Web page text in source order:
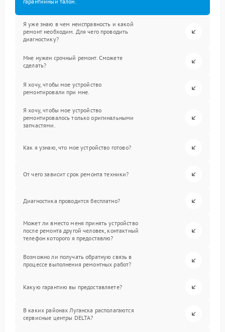
Я уже знаю в чем неисправность и какой
ремонт необходим. Для чего проводить
диагностику?
Мне нужен срочный ремонт. Сможете
сделать?
Я хочу, чтобы мое устройство
ремонтировали при мне.
Я хочу, чтобы мое устройство
ремонтировалось только оригинальными
запчастями.
Как я узнаю, что мое устройство готово?
От чего зависит срок ремонта техники?
Диагностика проводится бесплатно?
Может ли вместо меня принять устройство
после ремонта другой человек, контактный
телефон которого я предоставлю?
Возможно ли получать обратную связь в
процессе выполнения ремонтных работ?
Какую гарантию вы предоставляете?
В каких районах Луганска располагаются
сервисные центры DELTA?